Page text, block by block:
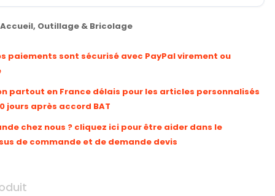
Accueil, Outillage & Bricolage
paiements sont sécurisé avec PayPal virement ou
partout en France délais pour les articles personnalisés
jours après accord BAT
chez nous ? cliquez ici pour être aider dans le
de commande et de demande devis